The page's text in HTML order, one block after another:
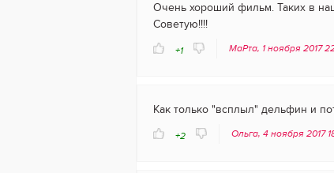
Очень хороший фильм. Таких в
Советую!!!!
+1 МаРта, 1 ноября 2017
Как только "всплыл" дельфин и
+2 Ольга, 4 ноября 2017